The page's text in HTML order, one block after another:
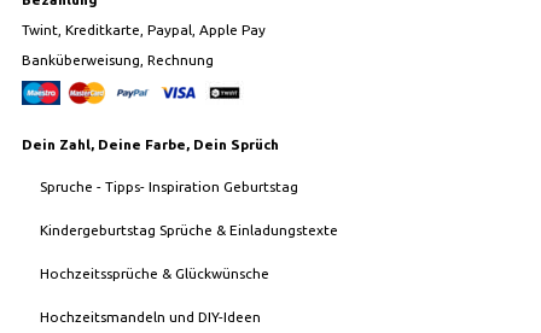
Twint, Kreditkarte, Paypal, Apple Pay
Banküberweisung, Rechnung
Dein Zahl, Deine Farbe, Dein Sprüch
Spruche - Tipps- Inspiration Geburtstag
Kindergeburtstag Sprüche & Einladungstexte
Hochzeitssprüche & Glückwünsche
Hochzeitsmandeln und DIY-Ideen